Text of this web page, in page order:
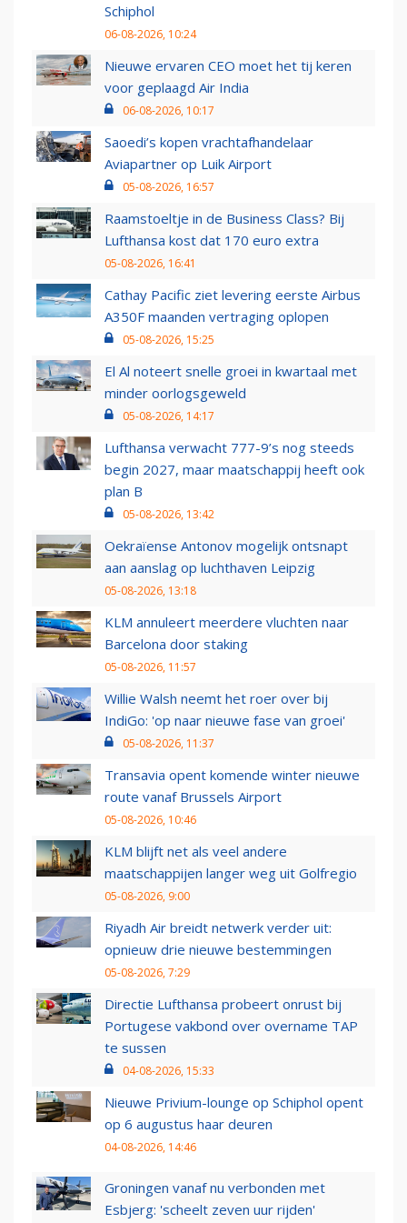
Schiphol
06-08-2026, 10:24
Nieuwe ervaren CEO moet het tij keren
voor geplaagd Air India
06-08-2026, 10:17
Saoedi’s kopen vrachtafhandelaar
Aviapartner op Luik Airport
05-08-2026, 16:57
Raamstoeltje in de Business Class? Bij
Lufthansa kost dat 170 euro extra
05-08-2026, 16:41
Cathay Pacific ziet levering eerste Airbus
A350F maanden vertraging oplopen
05-08-2026, 15:25
El Al noteert snelle groei in kwartaal met
minder oorlogsgeweld
05-08-2026, 14:17
Lufthansa verwacht 777-9’s nog steeds
begin 2027, maar maatschappij heeft ook
plan B
05-08-2026, 13:42
Oekraïense Antonov mogelijk ontsnapt
aan aanslag op luchthaven Leipzig
05-08-2026, 13:18
KLM annuleert meerdere vluchten naar
Barcelona door staking
05-08-2026, 11:57
Willie Walsh neemt het roer over bij
IndiGo: 'op naar nieuwe fase van groei'
05-08-2026, 11:37
Transavia opent komende winter nieuwe
route vanaf Brussels Airport
05-08-2026, 10:46
KLM blijft net als veel andere
maatschappijen langer weg uit Golfregio
05-08-2026, 9:00
Riyadh Air breidt netwerk verder uit:
opnieuw drie nieuwe bestemmingen
05-08-2026, 7:29
Directie Lufthansa probeert onrust bij
Portugese vakbond over overname TAP
te sussen
04-08-2026, 15:33
Nieuwe Privium-lounge op Schiphol opent
op 6 augustus haar deuren
04-08-2026, 14:46
Groningen vanaf nu verbonden met
Esbjerg: 'scheelt zeven uur rijden'